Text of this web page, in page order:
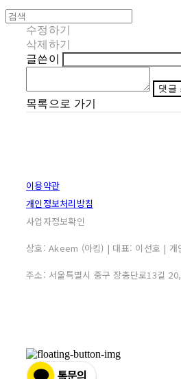
수정하기
삭제하기
글쓴이
댓글
목록으로 가기
이용약관
개인정보처리방침
사업자정보확인
상호: Akeem (아킴) | 대표: 이선호 |
주소: 서울특별시 중구 장충단로13길